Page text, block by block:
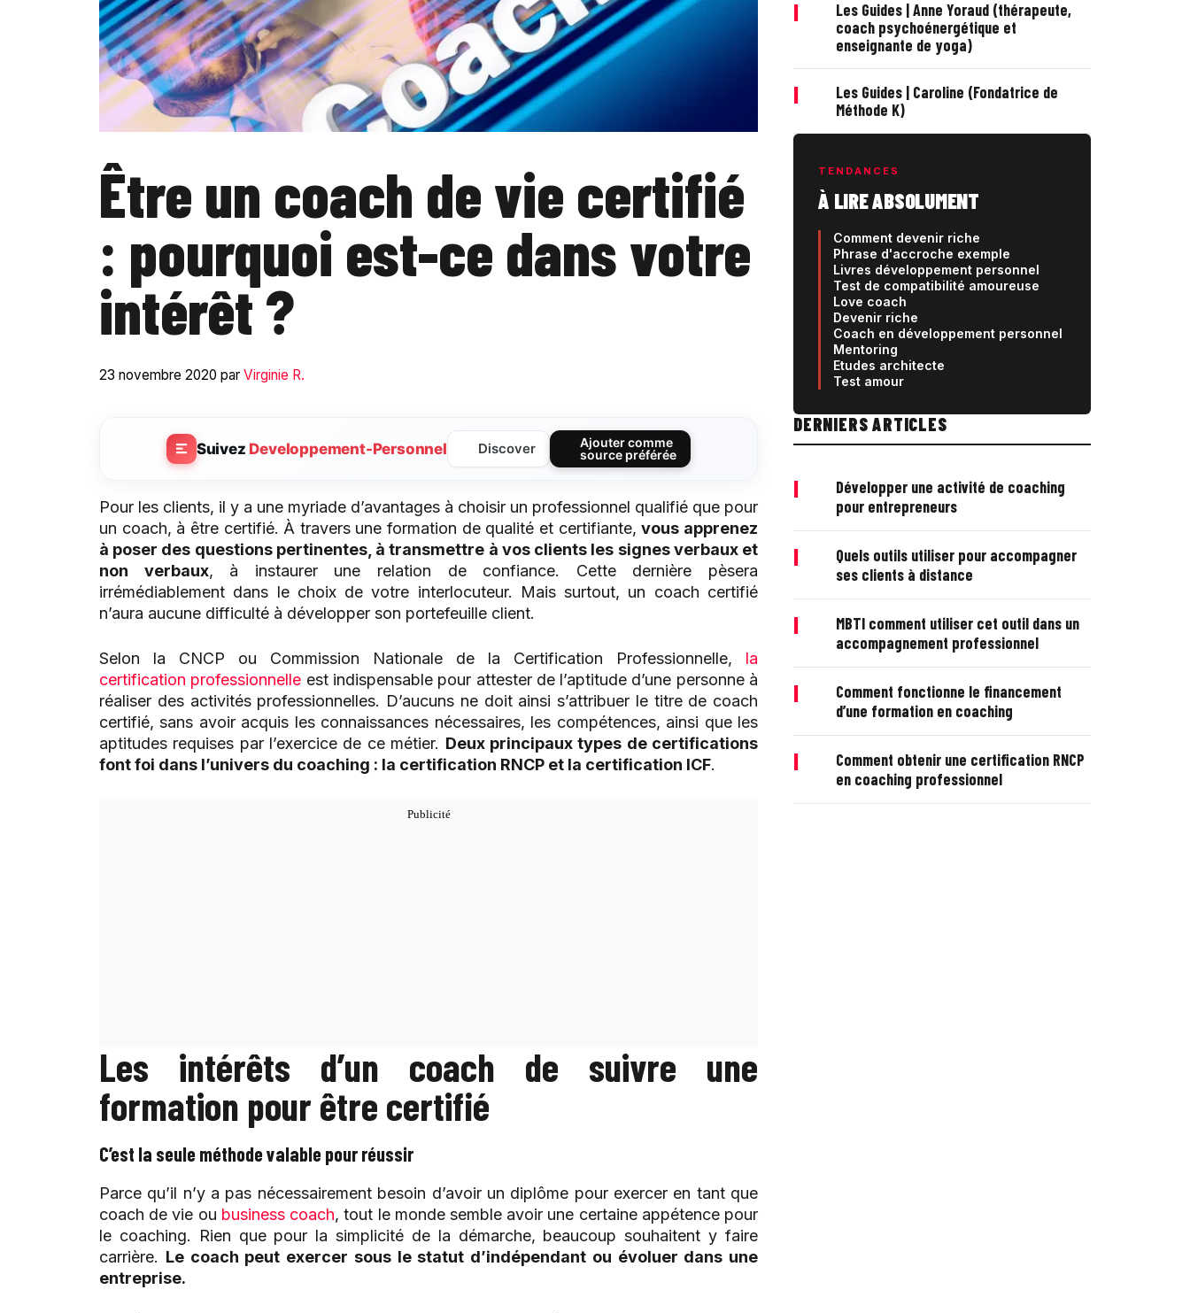
Être un coach de vie certifié
: pourquoi est-ce dans votre
intérêt ?
23 novembre 2020 par Virginie R.
Suivez Developpement-Personnel Discover
Ajouter comme
source préférée
Pour les clients, il y a une myriade d’avantages à choisir un professionnel qualifié que pour
un coach, à être certifié. À travers une formation de qualité et certifiante,vous apprenez
à poser des questions pertinentes, à transmettre à vos clients les signes verbaux et
non verbaux, à instaurer une relation de confiance. Cette dernière pèsera
irrémédiablement dans le choix de votre interlocuteur. Mais surtout, un coach certifié
n’aura aucune difficulté à développer son portefeuille client.
Selon la CNCP ou Commission Nationale de la Certification Professionnelle, la
certification professionnelle est indispensable pour attester de l’aptitude d’une personne à
réaliser des activités professionnelles. D’aucuns ne doit ainsi s’attribuer le titre de coach
certifié, sans avoir acquis les connaissances nécessaires, les compétences, ainsi que les
aptitudes requises par l’exercice de ce métier. Deux principaux types de certifications
font foi dans l’univers du coaching : la certification RNCP et la certification ICF.
Les intérêts d’un coach de suivre une
formation pour être certifié
C’est la seule méthode valable pour réussir
Parce qu’il n’y a pas nécessairement besoin d’avoir un diplôme pour exercer en tant que
coach de vie ou business coach, tout le monde semble avoir une certaine appétence pour
le coaching. Rien que pour la simplicité de la démarche, beaucoup souhaitent y faire
carrière. Le coach peut exercer sous le statut d’indépendant ou évoluer dans une
entreprise.
|
Les Guides | Anne Yoraud (thérapeute,
coach psychoénergétique et
enseignante de yoga)
|
Les Guides | Caroline (Fondatrice de
Méthode K)
TENDANCES
À LIRE ABSOLUMENT
Comment devenir riche
Phrase d'accroche exemple
Livres développement personnel
Test de compatibilité amoureuse
Love coach
Devenir riche
Coach en développement personnel
Mentoring
Etudes architecte
Test amour
DERNIERS ARTICLES
|
Développer une activité de coaching
pour entrepreneurs
|
Quels outils utiliser pour accompagner
ses clients à distance
|
MBTI comment utiliser cet outil dans un
accompagnement professionnel
|
Comment fonctionne le financement
d’une formation en coaching
|
Comment obtenir une certification RNCP
en coaching professionnel